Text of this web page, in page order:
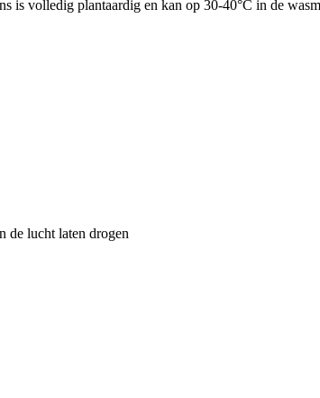
is volledig plantaardig en kan op 30-40°C in de
de lucht laten drogen